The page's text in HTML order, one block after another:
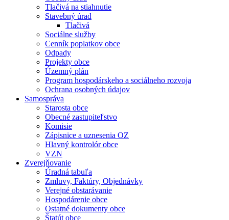
Tlačivá na stiahnutie
Stavebný úrad
Tlačivá
Sociálne služby
Cenník poplatkov obce
Odpady
Projekty obce
Územný plán
Program hospodárskeho a sociálneho rozvoja
Ochrana osobných údajov
Samospráva
Starosta obce
Obecné zastupiteľstvo
Komisie
Zápisnice a uznesenia OZ
Hlavný kontrolór obce
VZN
Zverejňovanie
Úradná tabuľa
Zmluvy, Faktúry, Objednávky
Verejné obstarávanie
Hospodárenie obce
Ostatné dokumenty obce
Štatút obce